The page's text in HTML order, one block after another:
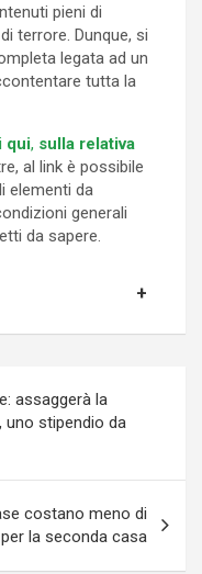
pieni di
terrore. Dunque, si
legata ad un
tutta la
qui, sulla relativa
al link è possibile
elementi da
generali
da sapere.
assaggerà la
uno stipendio da
costano meno di
la seconda casa